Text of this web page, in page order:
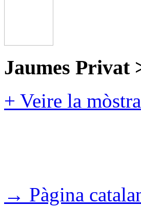
Jaumes Privat
+ Veire la mòstra
→ Pàgina